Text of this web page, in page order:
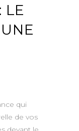
LE
qui
de vos